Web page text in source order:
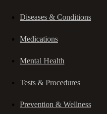
Diseases & Conditions
Medications
Mental Health
Tests & Procedures
Prevention & Wellness